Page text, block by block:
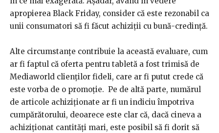
apropierea Black Friday, consider că este rezonabil ca
unii consumatori să fi făcut achiziții cu bună-credință.
Alte circumstanțe contribuie la această evaluare, cum
ar fi faptul că oferta pentru tabletă a fost trimisă de
Mediaworld clienților fideli, care ar fi putut crede că
este vorba de o promoție. Pe de altă parte, numărul
de articole achiziționate ar fi un indiciu împotriva
cumpărătorului, deoarece este clar că, dacă cineva a
achiziționat cantități mari, este posibil să fi dorit să